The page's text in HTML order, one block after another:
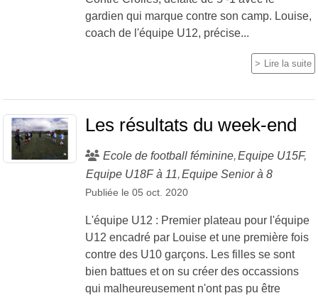
gardien qui marque contre son camp. Louise,
coach de l'équipe U12, précise...
Lire la suite
Les résultats du week-end
Ecole de football féminine Equipe U15F
Equipe U18F à 11 Equipe Senior à 8
Publiée le 05 oct. 2020
L'équipe U12 : Premier plateau pour l'équipe
U12 encadré par Louise et une première fois
contre des U10 garçons. Les filles se sont
bien battues et on su créer des occassions
qui malheureusement n'ont pas pu être